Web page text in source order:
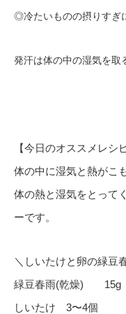
◎冷たいものの摂りすぎ
発汗は体の中の湿気を取
【今日のオススメレシピ
体の中に湿気と熱がこ
体の熱と湿気をとって
ーです。
＼しいたけと卵の緑豆
緑豆春雨(乾燥) 15g
しいたけ 3〜4個